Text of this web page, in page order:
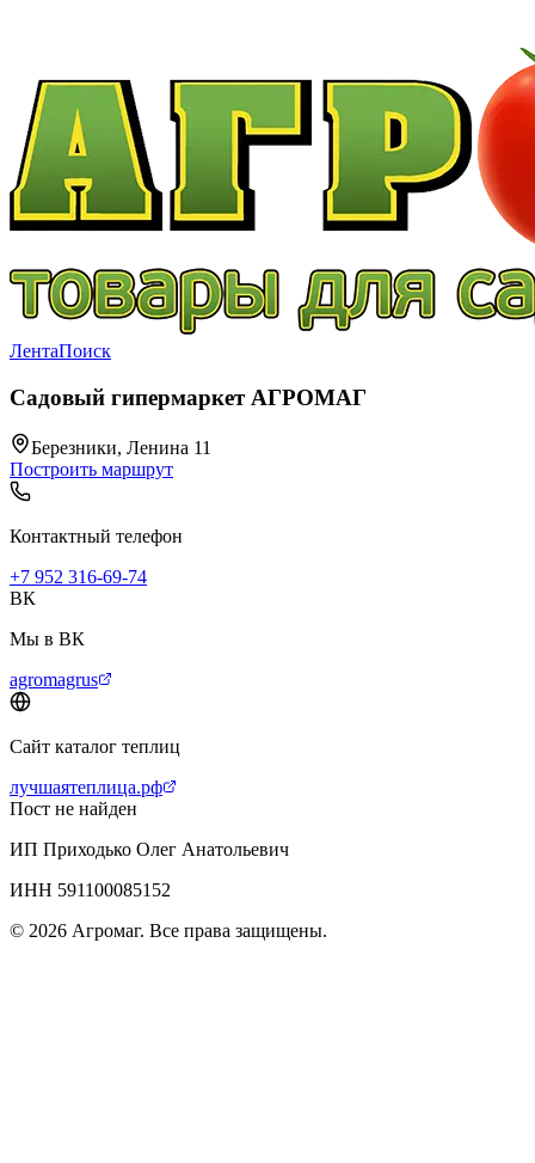
ЛентаПоиск
Садовый гипермаркет АГРОМАГ
Березники, Ленина 11
Построить маршрут
Контактный телефон
+7 952 316-69-74
ВК
Мы в ВК
agromagrus
Сайт каталог теплиц
лучшаятеплица.рф
Пост не найден
ИП Приходько Олег Анатольевич
ИНН 591100085152
© 2026 Агромаг. Все права защищены.